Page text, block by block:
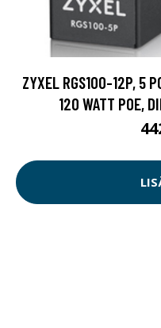
ZYXEL RGS100-12P, 5
120 WATT POE,